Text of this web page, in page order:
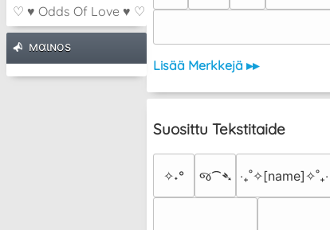
♡ ♥ Odds Of Love ♥ ♡
мαιɴoѕ
Lisää Merkkejä ▸▸
Suosittu Tekstitaide
✧˖° જ⁀➴ ‎‧₊˚✧[name]✧˚₊‧